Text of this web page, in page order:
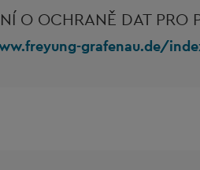
O OCHRANĚ DAT PRO
grafenau.de/